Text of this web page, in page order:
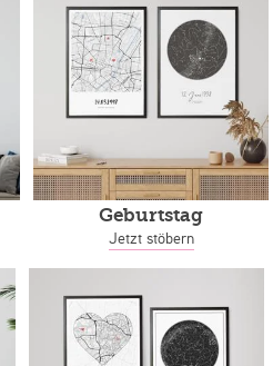
Geburtstag
Jetzt stöbern